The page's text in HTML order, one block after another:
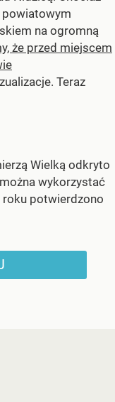
na ogromną
że przed miejscem
Teraz
Wielką odkryto
wykorzystać
roku potwierdzono